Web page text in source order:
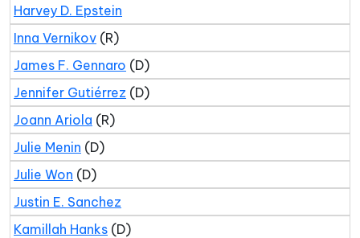
Harvey D. Epstein
Inna Vernikov (R)
James F. Gennaro (D)
Jennifer Gutiérrez (D)
Joann Ariola (R)
Julie Menin (D)
Julie Won (D)
Justin E. Sanchez
Kamillah Hanks (D)